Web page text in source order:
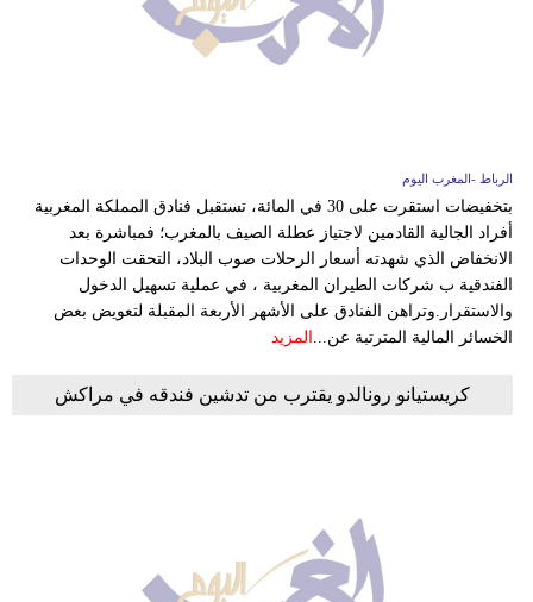
الرباط -المغرب اليوم
بتخفيضات استقرت على 30 في المائة، تستقبل فنادق المملكة المغربية
أفراد الجالية القادمين لاجتياز عطلة الصيف بالمغرب؛ فمباشرة بعد
الانخفاض الذي شهدته أسعار الرحلات صوب البلاد، التحقت الوحدات
الفندقية ب شركات الطيران المغربية ، في عملية تسهيل الدخول
والاستقرار.وتراهن الفنادق على الأشهر الأربعة المقبلة لتعويض بعض
الخسائر المالية المترتبة عن... المزيد
كريستيانو رونالدو يقترب من تدشين فندقه في مراكش